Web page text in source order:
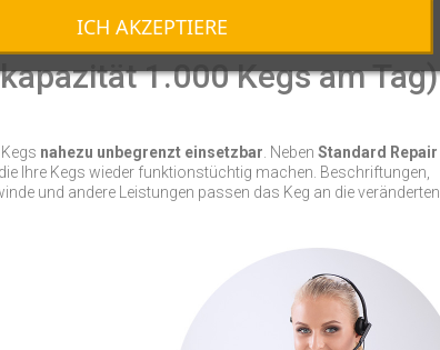
1.000 Kegs am Tag)
nahezu unbegrenzt einsetzbar . Neben Standard Repair
Ihre Kegs wieder funktionstüchtig machen. Beschriftungen,
und andere Leistungen passen das Keg an die veränderten
ICH AKZEPTIERE